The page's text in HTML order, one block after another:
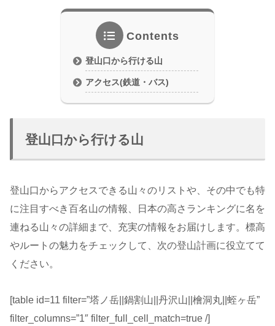
Contents
登山口から行ける山
アクセス(鉄道・バス)
登山口から行ける山
登山口からアクセスできる山々のリストや、その中でも特
に注目すべき百名山の情報、日本の高さランキングに名を
連ねる山々の詳細まで、充実の情報をお届けします。標高
やルートの魅力をチェックして、次の登山計画に役立てて
ください。
[table id=11 filter=”塔ノ岳||鍋割山||丹沢山||檜洞丸||蛭ヶ岳”
filter_columns=”1″ filter_full_cell_match=true /]